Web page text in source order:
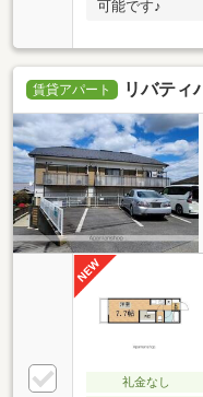
可能です♪
賃貸アパート リバティ
礼金なし